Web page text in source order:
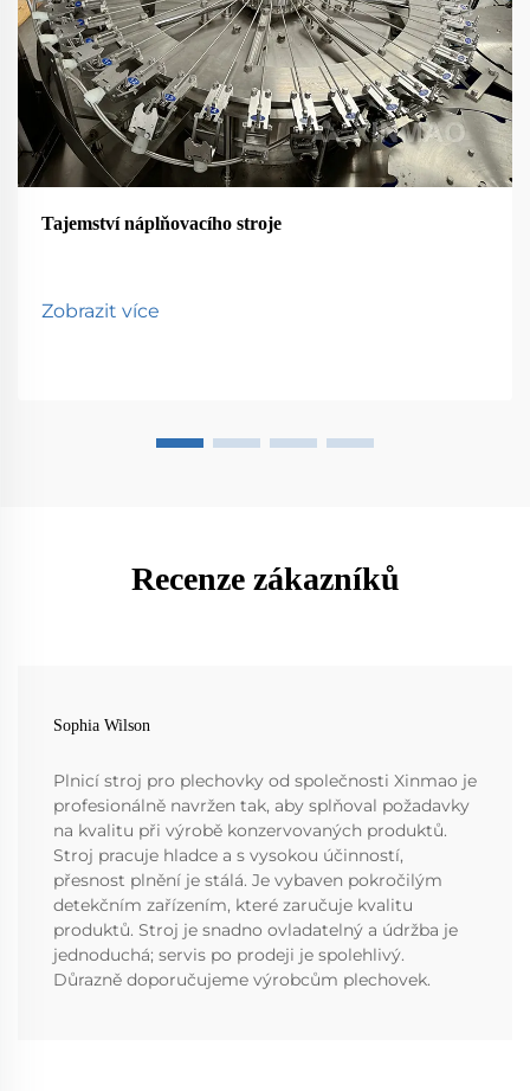
Tajemství náplňovacího stroje
Zobrazit více
Recenze zákazníků
Sophia Wilson
Plnicí stroj pro plechovky od společnosti Xinmao je
profesionálně navržen tak, aby splňoval požadavky
na kvalitu při výrobě konzervovaných produktů.
Stroj pracuje hladce a s vysokou účinností,
přesnost plnění je stálá. Je vybaven pokročilým
detekčním zařízením, které zaručuje kvalitu
produktů. Stroj je snadno ovladatelný a údržba je
jednoduchá; servis po prodeji je spolehlivý.
Důrazně doporučujeme výrobcům plechovek.